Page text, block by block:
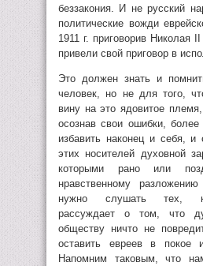
беззакония. И не русский
политические вожди
1911 г. приговорив Николая
привели свой приговор в
Это должен знать и
человек, но не для того,
вину на это ядовитое
осознав свои ошибки,
избавить наконец и себя, и
этих носителей духовной
которыми рано или
нравственному
нужно слушать тех,
рассуждает о том, что
обществу ничто не
оставить евреев в покое
Напомним таковым, что